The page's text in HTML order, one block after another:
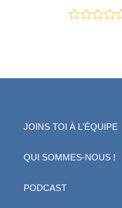
JOINS TOI À L'ÉQUIPE
QUI SOMMES-NOUS !
PODCAST